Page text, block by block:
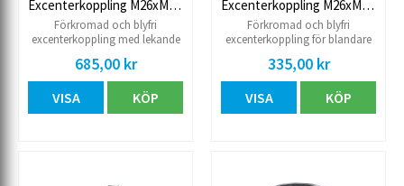
Excenterkoppling M26xM20R inv. max 5mm, 2-pack blyfri
Förkromad och blyfri
excenterkoppling med lekande
M26x1,5 inv x G20 inv. Excenter
max 5 mm.
685,00 kr
VISA KÖP
Excenterkoppling M26xM26 2-pack blyfri
Förkromad och blyfri
excenterkoppling för blandare
utv • För 160 cc blandare •
Excenter max 10 mm • 2-pack.
335,00 kr
VISA KÖP